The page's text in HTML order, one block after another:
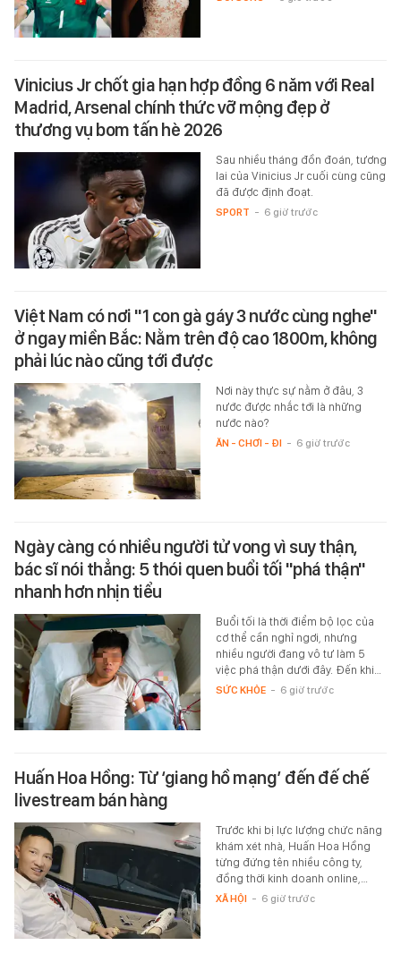
Vinicius Jr chốt gia hạn hợp đồng 6 năm với Real
Madrid, Arsenal chính thức vỡ mộng đẹp ở
thương vụ bom tấn hè 2026
Sau nhiều tháng đồn đoán, tương
lai của Vinicius Jr cuối cùng cũng
đã được định đoạt.
SPORT - 6 giờ trước
Việt Nam có nơi "1 con gà gáy 3 nước cùng nghe"
ở ngay miền Bắc: Nằm trên độ cao 1800m, không
phải lúc nào cũng tới được
Nơi này thực sự nằm ở đâu, 3
nước được nhắc tới là những
nước nào?
ĂN - CHƠI - ĐI - 6 giờ trước
Ngày càng có nhiều người tử vong vì suy thận,
bác sĩ nói thẳng: 5 thói quen buổi tối "phá thận"
nhanh hơn nhịn tiểu
Buổi tối là thời điểm bộ lọc của
cơ thể cần nghỉ ngơi, nhưng
nhiều người đang vô tư làm 5
việc phá thận dưới đây. Đến khi…
SỨC KHỎE - 6 giờ trước
Huấn Hoa Hồng: Từ ‘giang hồ mạng’ đến đế chế
livestream bán hàng
Trước khi bị lực lượng chức năng
khám xét nhà, Huấn Hoa Hồng
từng đứng tên nhiều công ty,
đồng thời kinh doanh online,…
XÃ HỘI - 6 giờ trước